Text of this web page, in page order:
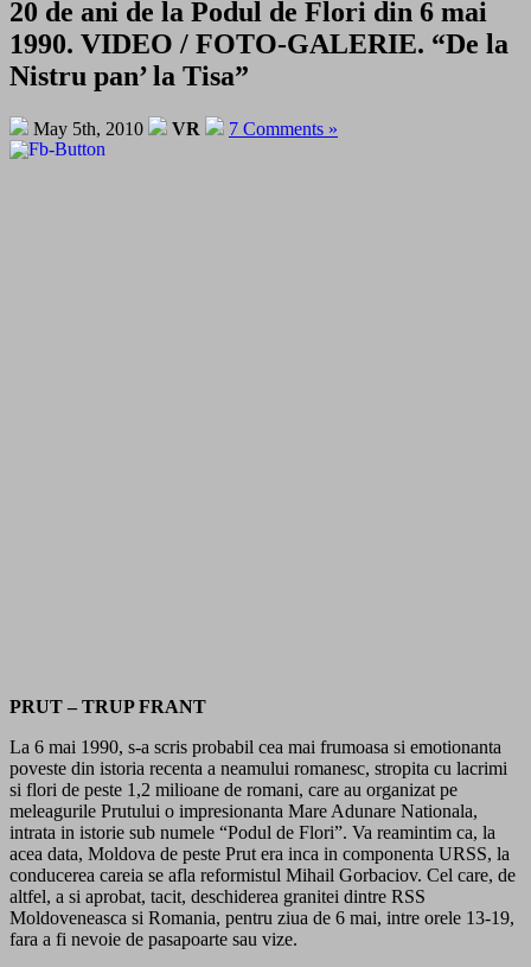
20 de ani de la Podul de Flori din 6 mai
1990. VIDEO / FOTO-GALERIE. “De la
Nistru pan’ la Tisa”
May 5th, 2010 VR 7 Comments »
PRUT – TRUP FRANT
La 6 mai 1990, s-a scris probabil cea mai frumoasa si emotionanta
poveste din istoria recenta a neamului romanesc, stropita cu lacrimi
si flori de peste 1,2 milioane de romani, care au organizat pe
meleagurile Prutului o impresionanta Mare Adunare Nationala,
intrata in istorie sub numele “Podul de Flori”. Va reamintim ca, la
acea data, Moldova de peste Prut era inca in componenta URSS, la
conducerea careia se afla reformistul Mihail Gorbaciov. Cel care, de
altfel, a si aprobat, tacit, deschiderea granitei dintre RSS
Moldoveneasca si Romania, pentru ziua de 6 mai, intre orele 13-19,
fara a fi nevoie de pasapoarte sau vize.